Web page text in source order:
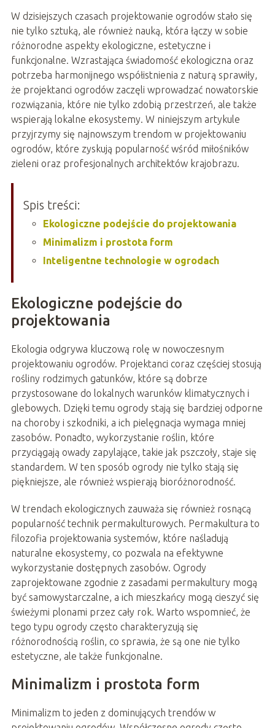
W dzisiejszych czasach projektowanie ogrodów stało się
nie tylko sztuką, ale również nauką, która łączy w sobie
różnorodne aspekty ekologiczne, estetyczne i
funkcjonalne. Wzrastająca świadomość ekologiczna oraz
potrzeba harmonijnego współistnienia z naturą sprawiły,
że projektanci ogrodów zaczęli wprowadzać nowatorskie
rozwiązania, które nie tylko zdobią przestrzeń, ale także
wspierają lokalne ekosystemy. W niniejszym artykule
przyjrzymy się najnowszym trendom w projektowaniu
ogrodów, które zyskują popularność wśród miłośników
zieleni oraz profesjonalnych architektów krajobrazu.
Spis treści:
Ekologiczne podejście do projektowania
Minimalizm i prostota form
Inteligentne technologie w ogrodach
Ekologiczne podejście do
projektowania
Ekologia odgrywa kluczową rolę w nowoczesnym
projektowaniu ogrodów. Projektanci coraz częściej stosują
rośliny rodzimych gatunków, które są dobrze
przystosowane do lokalnych warunków klimatycznych i
glebowych. Dzięki temu ogrody stają się bardziej odporne
na choroby i szkodniki, a ich pielęgnacja wymaga mniej
zasobów. Ponadto, wykorzystanie roślin, które
przyciągają owady zapylające, takie jak pszczoły, staje się
standardem. W ten sposób ogrody nie tylko stają się
piękniejsze, ale również wspierają bioróżnorodność.
W trendach ekologicznych zauważa się również rosnącą
popularność technik permakulturowych. Permakultura to
filozofia projektowania systemów, które naśladują
naturalne ekosystemy, co pozwala na efektywne
wykorzystanie dostępnych zasobów. Ogrody
zaprojektowane zgodnie z zasadami permakultury mogą
być samowystarczalne, a ich mieszkańcy mogą cieszyć się
świeżymi plonami przez cały rok. Warto wspomnieć, że
tego typu ogrody często charakteryzują się
różnorodnością roślin, co sprawia, że są one nie tylko
estetyczne, ale także funkcjonalne.
Minimalizm i prostota form
Minimalizm to jeden z dominujących trendów w